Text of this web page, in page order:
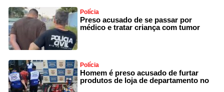
Polícia
Preso acusado de se passar por
médico e tratar criança com tumor
Polícia
Homem é preso acusado de furtar
produtos de loja de departamento no